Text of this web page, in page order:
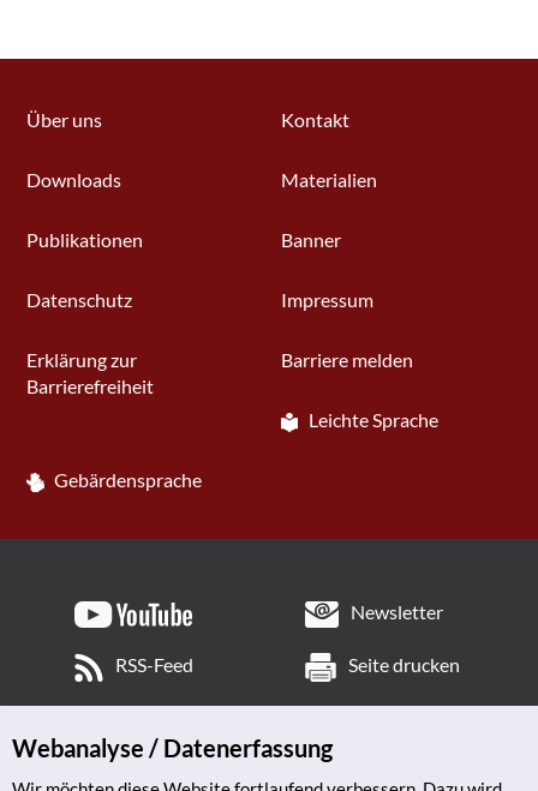
Über uns Kontakt
Downloads Materialien
Publikationen Banner
Datenschutz Impressum
Erklärung zur
Barrierefreiheit
Barriere melden
Leichte Sprache
Gebärdensprache
Newsletter
RSS-Feed Seite drucken
Webanalyse / Datenerfassung